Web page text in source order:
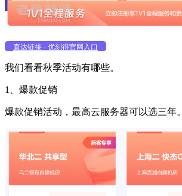
直达链接 - 优刻得官网入口
我们看看秋季活动有哪些。
1、爆款促销
爆款促销活动，最高云服务器可以选三年。